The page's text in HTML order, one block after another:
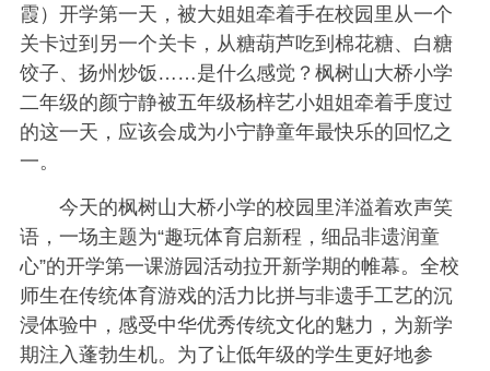
霞）开学第一天，被大姐姐牵着手在校园里从一个
关卡过到另一个关卡，从糖葫芦吃到棉花糖、白糖
饺子、扬州炒饭……是什么感觉？枫树山大桥小学
二年级的颜宁静被五年级杨梓艺小姐姐牵着手度过
的这一天，应该会成为小宁静童年最快乐的回忆之
一。
今天的枫树山大桥小学的校园里洋溢着欢声笑
语，一场主题为“趣玩体育启新程，细品非遗润童
心”的开学第一课游园活动拉开新学期的帷幕。全校
师生在传统体育游戏的活力比拼与非遗手工艺的沉
浸体验中，感受中华优秀传统文化的魅力，为新学
期注入蓬勃生机。为了让低年级的学生更好地参